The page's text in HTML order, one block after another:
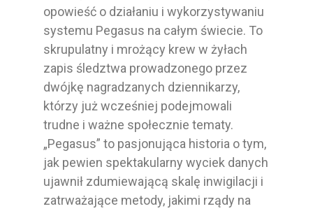
opowieść o działaniu i wykorzystywaniu
systemu Pegasus na całym świecie. To
skrupulatny i mrożący krew w żyłach
zapis śledztwa prowadzonego przez
dwójkę nagradzanych dziennikarzy,
którzy już wcześniej podejmowali
trudne i ważne społecznie tematy.
„Pegasus” to pasjonująca historia o tym,
jak pewien spektakularny wyciek danych
ujawnił zdumiewającą skalę inwigilacji i
zatrważające metody, jakimi rządy na